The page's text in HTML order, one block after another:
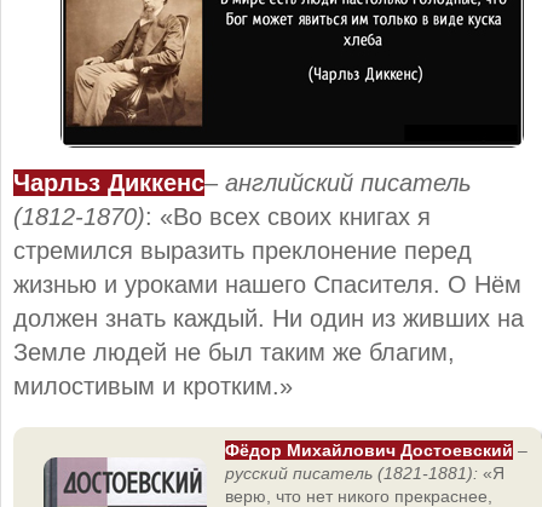
Чарльз Диккенс– английский писатель
(1812-1870): «Во всех своих книгах я
стремился выразить преклонение перед
жизнью и уроками нашего Спасителя. О Нём
должен знать каждый. Ни один из живших на
Земле людей не был таким же благим,
милостивым и кротким.»
Фёдор Михайлович Достоевский –
русский писатель (1821-1881): «Я
верю, что нет никого прекраснее,